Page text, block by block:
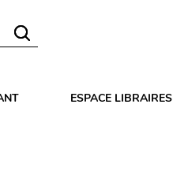
ESPACE LIBRAIRES